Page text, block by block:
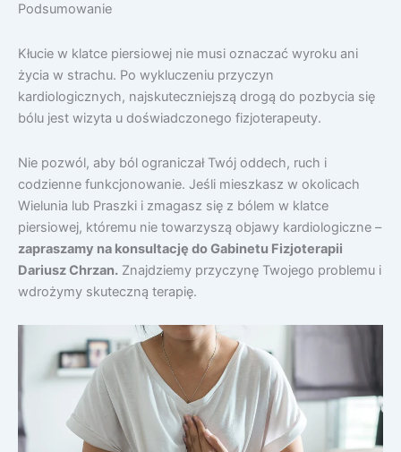
Podsumowanie
Kłucie w klatce piersiowej nie musi oznaczać wyroku ani
życia w strachu. Po wykluczeniu przyczyn
kardiologicznych, najskuteczniejszą drogą do pozbycia się
bólu jest wizyta u doświadczonego fizjoterapeuty.
Nie pozwól, aby ból ograniczał Twój oddech, ruch i
codzienne funkcjonowanie. Jeśli mieszkasz w okolicach
Wielunia lub Praszki i zmagasz się z bólem w klatce
piersiowej, któremu nie towarzyszą objawy kardiologiczne –
zapraszamy na konsultację do Gabinetu Fizjoterapii
Dariusz Chrzan. Znajdziemy przyczynę Twojego problemu i
wdrożymy skuteczną terapię.